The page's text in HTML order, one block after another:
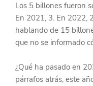
Los 5 billones fueron
En 2021, 3. En 2022,
hablando de 15
que no se informado
¿Qué ha pasado en
párrafos atrás, este